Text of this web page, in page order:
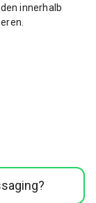
innerhalb